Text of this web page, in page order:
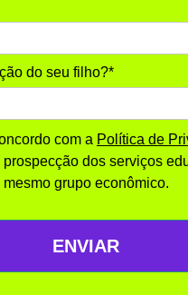
do seu filho?*
com a Política de
dos serviços
grupo econômico.
ENVIAR